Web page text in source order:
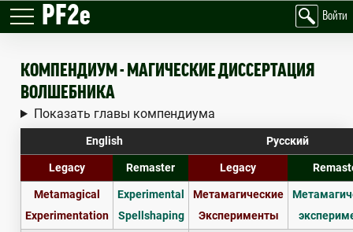
PF2e Войти
КОМПЕНДИУМ - МАГИЧЕСКИЕ ДИССЕРТАЦИЯ
ВОЛШЕБНИКА
Показать главы компендиума
English
Русский
Legacy
Remaster Legacy
Metamagical
Experimentation
Experimental
Spellshaping
Метамагические
Эксперименты